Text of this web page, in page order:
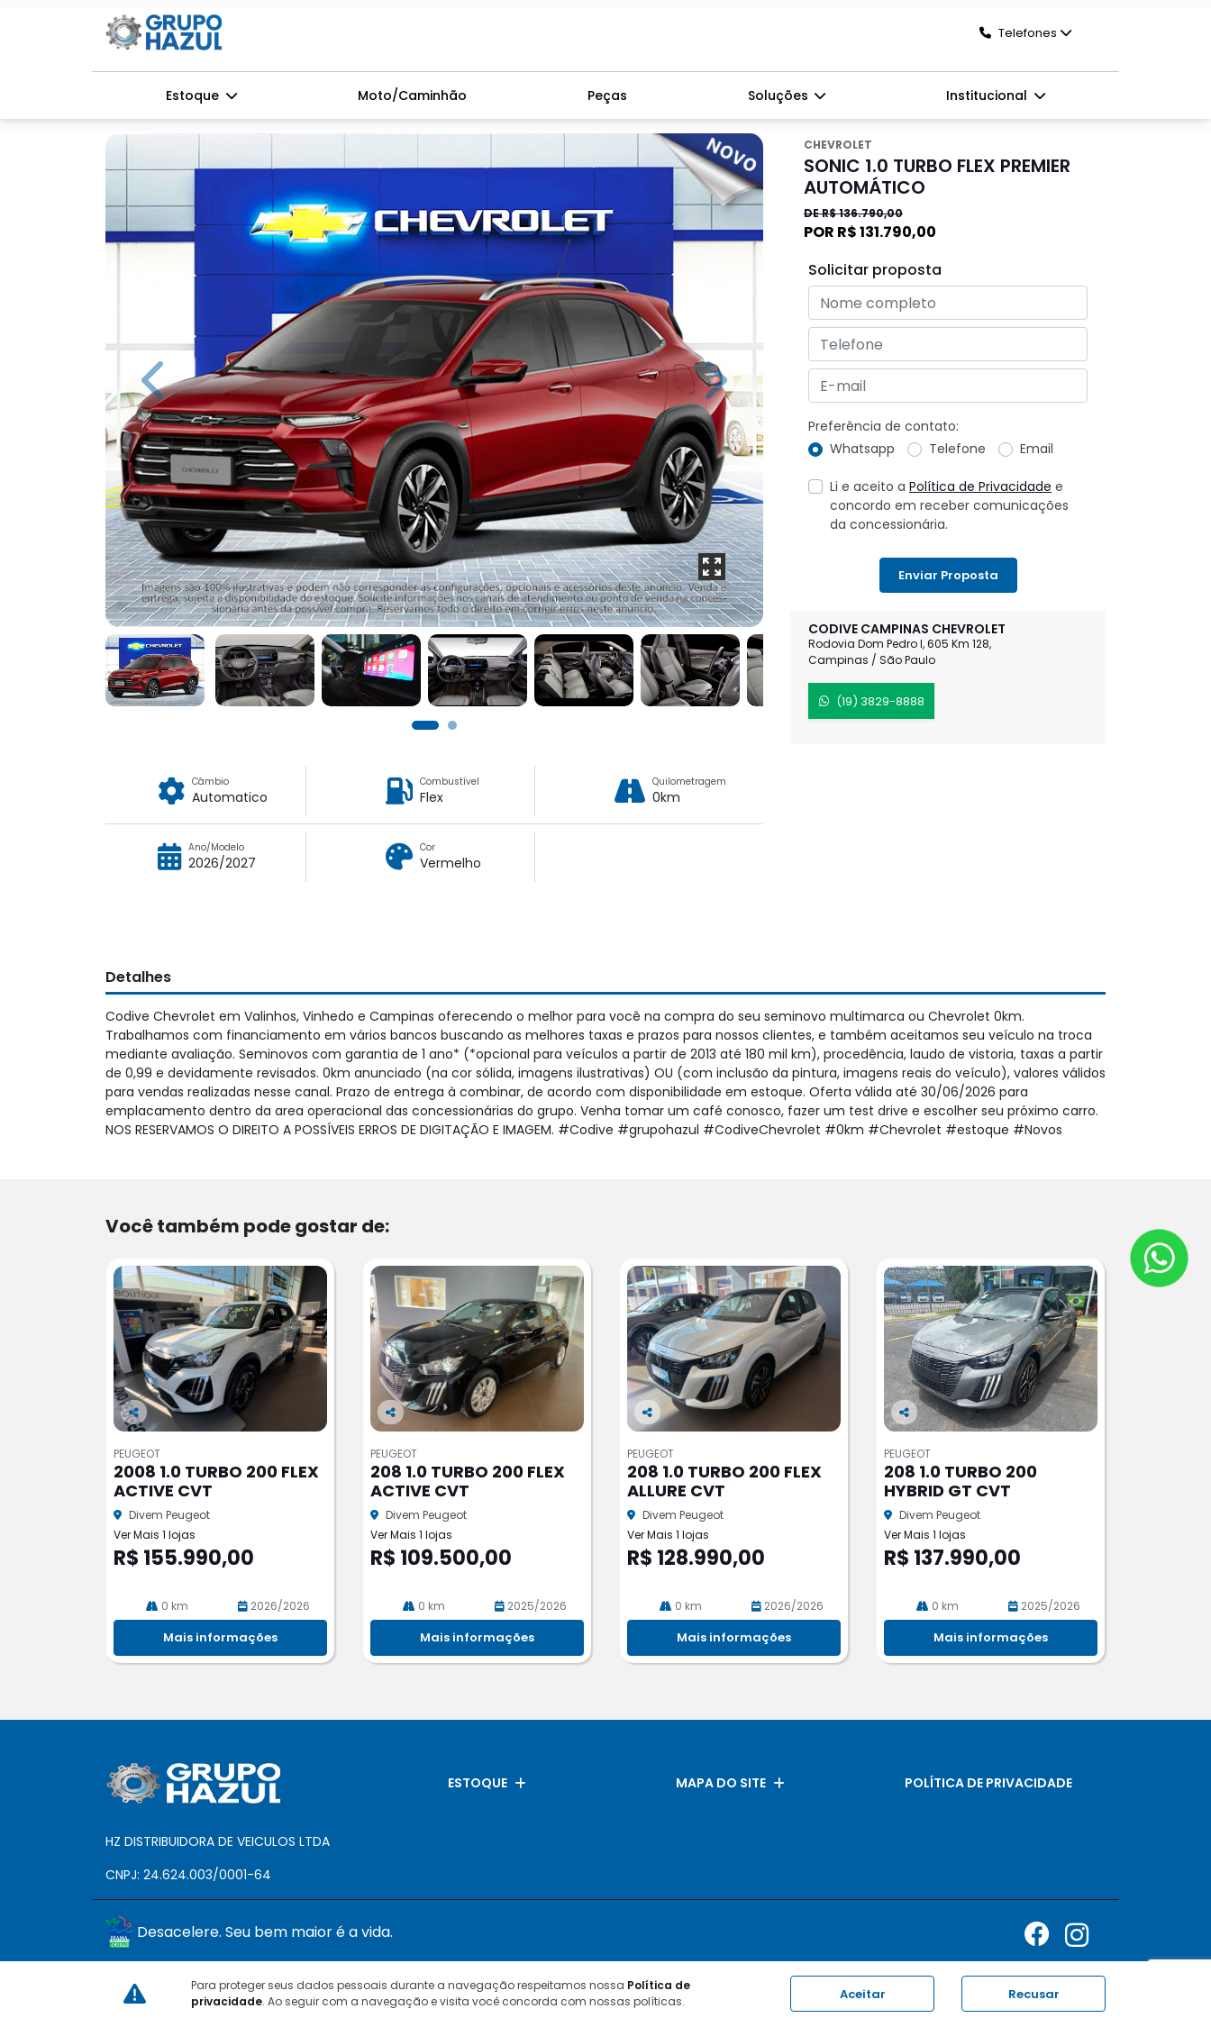
Telefones
Estoque Moto/Caminhão Peças Soluções Institucional
CHEVROLET
SONIC 1.0 TURBO FLEX PREMIER
AUTOMÁTICO
DE R$ 136.790,00
POR R$ 131.790,00
CODIVE CAMPINAS CHEVROLET
Rodovia Dom Pedro I, 605 Km 128,
Campinas / São Paulo
(19) 3829-8888
Solicitar proposta
Preferência de contato:
Whatsapp
Telefone Email
Li e aceito a Política de Privacidade e
concordo em receber comunicações
da concessionária.
Enviar Proposta
Previous Next
Câmbio
Automatico
Combustível
Flex
Quilometragem
0km
Ano/Modelo
2026/2027
Cor
Vermelho
Detalhes
Codive Chevrolet em Valinhos, Vinhedo e Campinas oferecendo o melhor para você na compra do seu seminovo multimarca ou Chevrolet 0km.
Trabalhamos com financiamento em vários bancos buscando as melhores taxas e prazos para nossos clientes, e também aceitamos seu veículo na troca
mediante avaliação. Seminovos com garantia de 1 ano* (*opcional para veículos a partir de 2013 até 180 mil km), procedência, laudo de vistoria, taxas a partir
de 0,99 e devidamente revisados. 0km anunciado (na cor sólida, imagens ilustrativas) OU (com inclusão da pintura, imagens reais do veículo), valores válidos
para vendas realizadas nesse canal. Prazo de entrega à combinar, de acordo com disponibilidade em estoque. Oferta válida até 30/06/2026 para
emplacamento dentro da area operacional das concessionárias do grupo. Venha tomar um café conosco, fazer um test drive e escolher seu próximo carro.
NOS RESERVAMOS O DIREITO A POSSÍVEIS ERROS DE DIGITAÇÃO E IMAGEM. #Codive #grupohazul #CodiveChevrolet #0km #Chevrolet #estoque #Novos
Você também pode gostar de:
Co
pa
rtil
he
PEUGEOT
2008 1.0 TURBO 200 FLEX
ACTIVE CVT
Divem Peugeot
Ver Mais 1 lojas
R$ 155.990,00
0 km 2026/2026
Mais informações
Co
pa
rtil
he
PEUGEOT
208 1.0 TURBO 200 FLEX
ACTIVE CVT
Divem Peugeot
Ver Mais 1 lojas
R$ 109.500,00
0 km 2025/2026
Mais informações
Co
pa
rtil
he
PEUGEOT
208 1.0 TURBO 200 FLEX
ALLURE CVT
Divem Peugeot
Ver Mais 1 lojas
R$ 128.990,00
0 km 2026/2026
Mais informações
Co
pa
rtil
he
PEUGEOT
208 1.0 TURBO 200
HYBRID GT CVT
Divem Peugeot
Ver Mais 1 lojas
R$ 137.990,00
0 km 2025/2026
Mais informações
ESTOQUE MAPA DO SITE POLÍTICA DE PRIVACIDADE
HZ DISTRIBUIDORA DE VEICULOS LTDA
CNPJ: 24.624.003/0001-64
Desacelere. Seu bem maior é a vida.
Desenvolvido pela DEALERSPACE ® Direitos Reservados.
Para proteger seus dados pessoais durante a navegação respeitamos nossa Política de
privacidade. Ao seguir com a navegação e visita você concorda com nossas políticas. Aceitar Recusar